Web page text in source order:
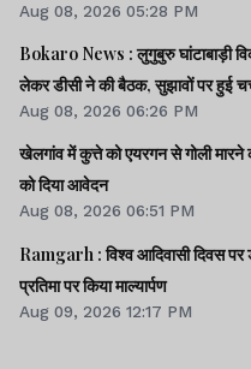
Aug 08, 2026 05:28 PM
Bokaro News : लुगुबुरु घांटाबाड़ी
लेकर डीसी ने की बैठक, सुझावों पर हुई
Aug 08, 2026 06:26 PM
खेलगांव में कुत्ते को एयरगन से गोली
को दिया आवेदन
Aug 08, 2026 06:51 PM
Ramgarh : विश्व आदिवासी दिवस पर
प्रतिमा पर किया माल्यार्पण
Aug 09, 2026 12:17 PM